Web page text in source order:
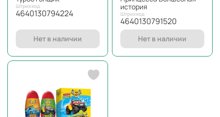
Штрихкод
4640130794224
Нет в наличии
история
Штрихкод
4640130791520
Нет в наличии